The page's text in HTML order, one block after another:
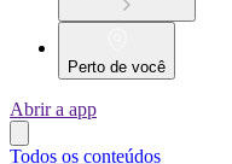
Perto de você
Abrir a app
Todos os conteúdos